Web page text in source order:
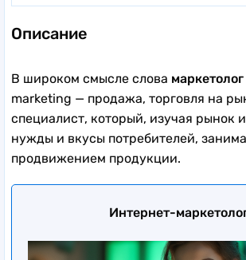
Описание
В широком смысле слова маркетолог
marketing — продажа, торговля на
специалист, который, изучая рынок
нужды и вкусы потребителей,
продвижением продукции.
Интернет-